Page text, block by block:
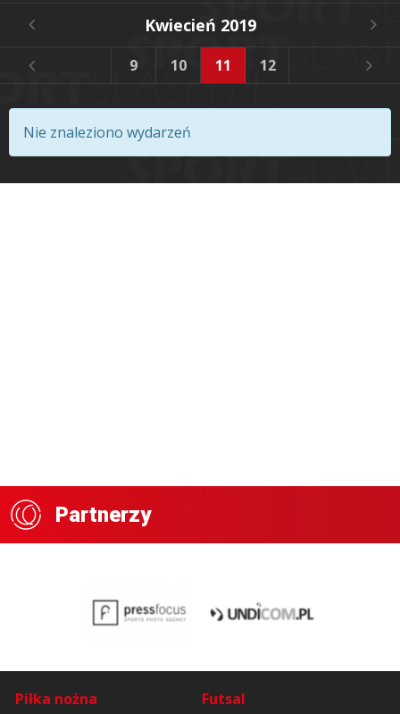
Kwiecień 2019
9 10 11 12
Nie znaleziono wydarzeń
Partnerzy
Piłka nożna Futsal